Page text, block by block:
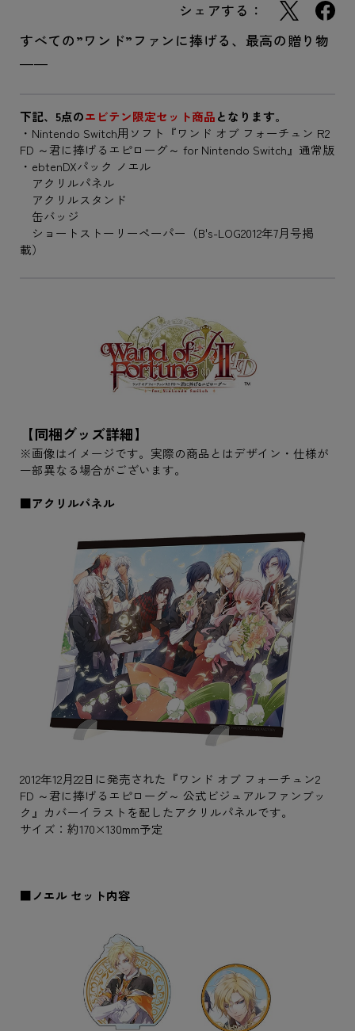
シェアする：
すべての”ワンド”ファンに捧げる、最高の贈り物
――
下記、5点のエビテン限定セット商品となります。
・Nintendo Switch用ソフト『ワンド オブ フォーチュン R2
FD ～君に捧げるエピローグ～ for Nintendo Switch』通常版
・ebtenDXパック ノエル
アクリルパネル
アクリルスタンド
缶バッジ
ショートストーリーペーパー（B's-LOG2012年7月号掲
載）
【同梱グッズ詳細】
※画像はイメージです。実際の商品とはデザイン・仕様が
一部異なる場合がございます。
■アクリルパネル
2012年12月22日に発売された『ワンド オブ フォーチュン2
FD ～君に捧げるエピローグ～ 公式ビジュアルファンブッ
ク』カバーイラストを配したアクリルパネルです。
サイズ：約170×130mm予定
■ノエル セット内容